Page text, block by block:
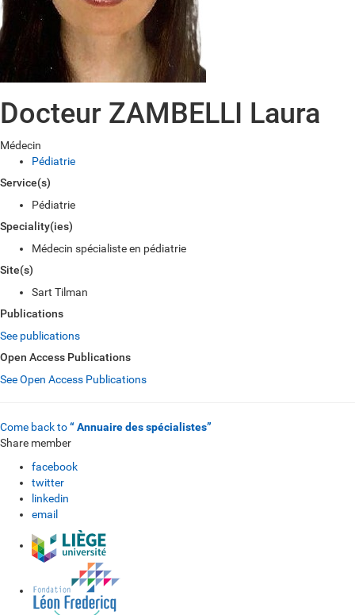
Docteur ZAMBELLI Laura
Médecin
Pédiatrie
Service(s)
Pédiatrie
Speciality(ies)
Médecin spécialiste en pédiatrie
Site(s)
Sart Tilman
Publications
See publications
Open Access Publications
See Open Access Publications
Come back to“ Annuaire des spécialistes”
Share member
facebook
twitter
linkedin
email